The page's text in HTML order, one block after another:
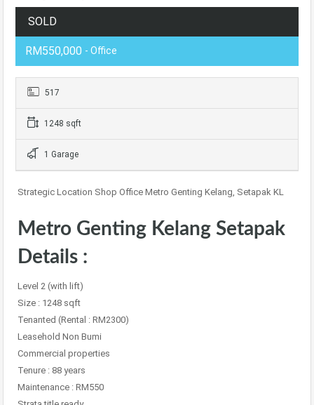
SOLD
RM550,000 - Office
517
1248 sqft
1 Garage
Strategic Location Shop Office Metro Genting Kelang, Setapak KL
Metro Genting Kelang Setapak
Details :
Level 2 (with lift)
Size : 1248 sqft
Tenanted (Rental : RM2300)
Leasehold Non Bumi
Commercial properties
Tenure : 88 years
Maintenance : RM550